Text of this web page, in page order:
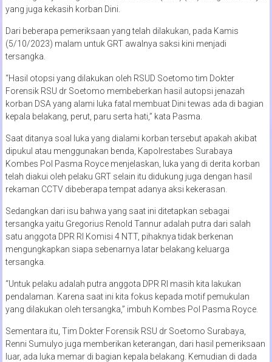
yang juga kekasih korban Dini.
Dari beberapa pemeriksaan yang telah dilakukan, pada Kamis
(5/10/2023) malam untuk GRT awalnya saksi kini menjadi
tersangka.
“Hasil otopsi yang dilakukan oleh RSUD Soetomo tim Dokter
Forensik RSU dr Soetomo membeberkan hasil autopsi jenazah
korban DSA yang alami luka fatal membuat Dini tewas ada di bagian
kepala belakang, perut, paru serta hati,” kata Pasma.
Saat ditanya soal luka yang dialami korban tersebut apakah akibat
dipukul atau menggunakan benda, Kapolrestabes Surabaya
Kombes Pol Pasma Royce menjelaskan, luka yang di derita korban
telah diakui oleh pelaku GRT selain itu didukung juga dengan hasil
rekaman CCTV dibeberapa tempat adanya aksi kekerasan.
Sedangkan dari isu bahwa yang saat ini ditetapkan sebagai
tersangka yaitu Gregorius Renold Tannur adalah putra dari salah
satu anggota DPR RI Komisi 4 NTT, pihaknya tidak berkenan
mengungkapkan siapa sebenarnya latar belakang keluarga
tersangka.
“Untuk pelaku adalah putra anggota DPR RI masih kita lakukan
pendalaman. Karena saat ini kita fokus kepada motif pemukulan
yang dilakukan oleh tersangka,” imbuh Kombes Pol Pasma Royce.
Sementara itu, Tim Dokter Forensik RSU dr Soetomo Surabaya,
Renni Sumulyo juga memberikan keterangan, dari hasil pemeriksaan
luar, ada luka memar di bagian kepala belakang. Kemudian di dada